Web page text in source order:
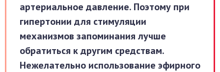
артериальное давление. Поэтому при
гипертонии для стимуляции
механизмов запоминания лучше
обратиться к другим средствам.
Нежелательно использование эфирного